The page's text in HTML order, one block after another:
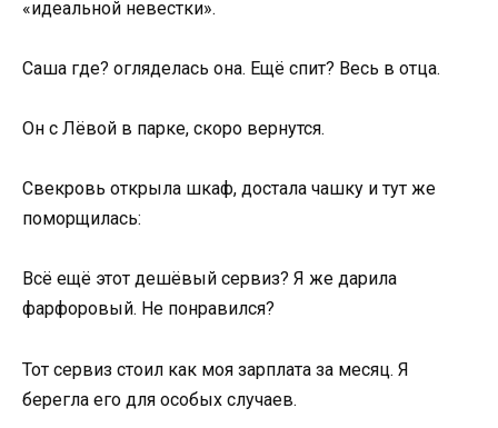
«идеальной невестки».
Саша где? огляделась она. Ещё спит? Весь в отца.
Он с Лёвой в парке, скоро вернутся.
Свекровь открыла шкаф, достала чашку и тут же
поморщилась:
Всё ещё этот дешёвый сервиз? Я же дарила
фарфоровый. Не понравился?
Тот сервиз стоил как моя зарплата за месяц. Я
берегла его для особых случаев.